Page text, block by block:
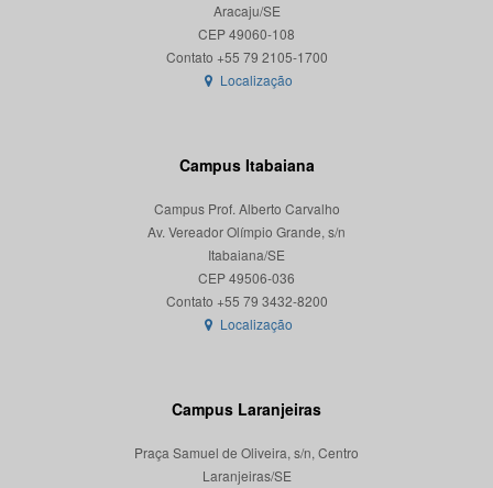
Aracaju/SE
CEP 49060-108
Localização
Campus Itabaiana
Campus Prof. Alberto Carvalho
Av. Vereador Olímpio Grande, s/n
Itabaiana/SE
CEP 49506-036
Localização
Campus Laranjeiras
Praça Samuel de Oliveira, s/n, Centro
Laranjeiras/SE